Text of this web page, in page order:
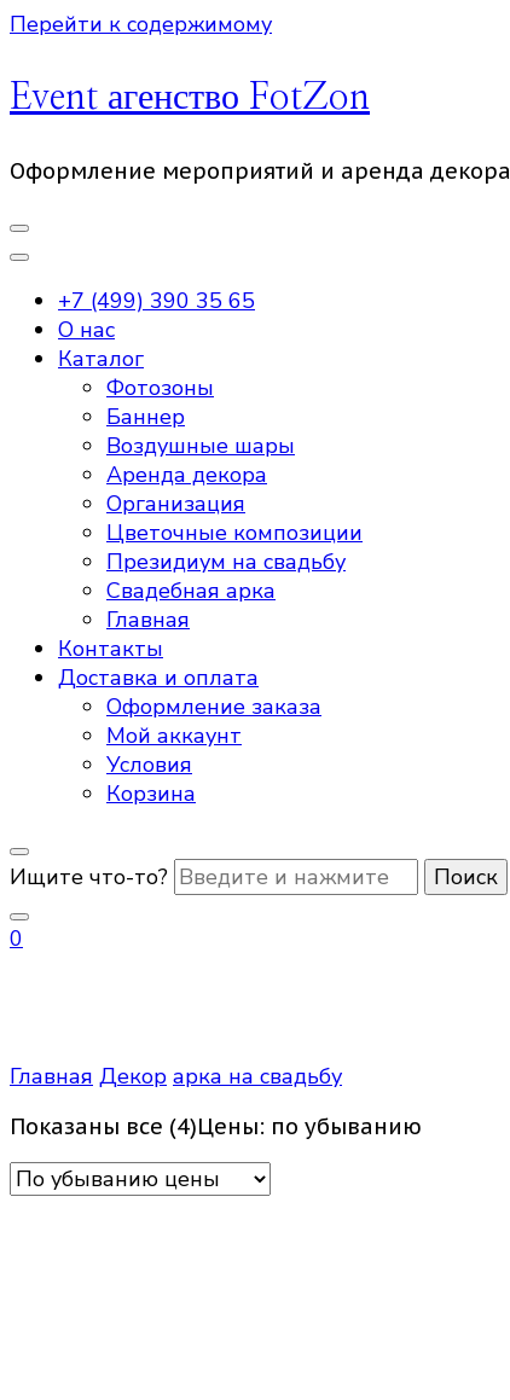
Перейти к содержимому
Event агенство FotZon
Оформление мероприятий и аренда декора
+7 (499) 390 35 65
О нас
Каталог
Фотозоны
Баннер
Воздушные шары
Аренда декора
Организация
Цветочные композиции
Президиум на свадьбу
Свадебная арка
Главная
Контакты
Доставка и оплата
Оформление заказа
Мой аккаунт
Условия
Корзина
Ищите что-то?
0
Главная Декор арка на свадьбу
Показаны все (4)Цены: по убыванию